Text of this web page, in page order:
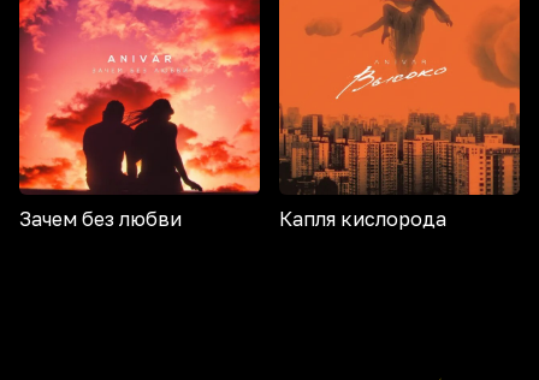
Зачем без любви Капля кислорода